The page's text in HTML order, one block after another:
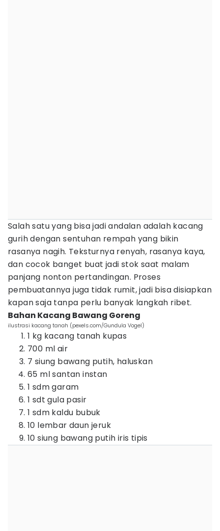
Salah satu yang bisa jadi andalan adalah kacang
gurih dengan sentuhan rempah yang bikin
rasanya nagih. Teksturnya renyah, rasanya kaya,
dan cocok banget buat jadi stok saat malam
panjang nonton pertandingan. Proses
pembuatannya juga tidak rumit, jadi bisa disiapkan
kapan saja tanpa perlu banyak langkah ribet.
Bahan Kacang Bawang Goreng
ilustrasi kacang tanah (pexels.com/Gundula Vogel)
1 kg kacang tanah kupas
700 ml air
7 siung bawang putih, haluskan
65 ml santan instan
1 sdm garam
1 sdt gula pasir
1 sdm kaldu bubuk
10 lembar daun jeruk
10 siung bawang putih iris tipis